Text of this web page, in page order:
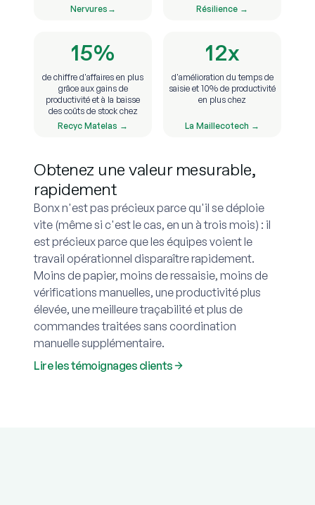
Nervures→
Résilience →
15%
de chiffre d'affaires en plus
grâce aux gains de
productivité et à la baisse
des coûts de stock chez
Recyc Matelas →
12x
d'amélioration du temps de
saisie et 10% de productivité
en plus chez
La Maillecotech →
Obtenez une valeur mesurable,
rapidement
Bonx n'est pas précieux parce qu'il se déploie
vite (même si c'est le cas, en un à trois mois) : il
est précieux parce que les équipes voient le
travail opérationnel disparaître rapidement.
Moins de papier, moins de ressaisie, moins de
vérifications manuelles, une productivité plus
élevée, une meilleure traçabilité et plus de
commandes traitées sans coordination
manuelle supplémentaire.
Lire les témoignages clients